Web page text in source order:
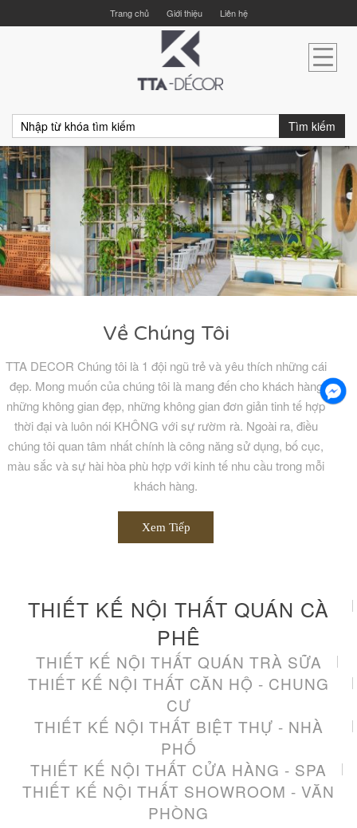
Trang chủ Giới thiệu Liên hệ
Tìm kiếm
Về Chúng Tôi
TTA DECOR Chúng tôi là 1 đội ngũ trẻ và yêu thích những cái
đẹp. Mong muốn của chúng tôi là mang đến cho khách hàng
những không gian đẹp, những không gian đơn giản tinh tế hợp
thời đại và luôn nói KHÔNG với sự rườm rà. Ngoài ra, điều
chúng tôi quan tâm nhất chính là công năng sử dụng, bố cục,
màu sắc và sự hài hòa phù hợp với kinh tế nhu cầu trong mỗi
khách hàng.
Xem Tiếp
THIẾT KẾ NỘI THẤT QUÁN CÀ
PHÊ
THIẾT KẾ NỘI THẤT QUÁN TRÀ SỮA
THIẾT KẾ NỘI THẤT CĂN HỘ - CHUNG
CƯ
THIẾT KẾ NỘI THẤT BIỆT THỰ - NHÀ
PHỐ
THIẾT KẾ NỘI THẤT CỬA HÀNG - SPA
THIẾT KẾ NỘI THẤT SHOWROOM - VĂN
PHÒNG